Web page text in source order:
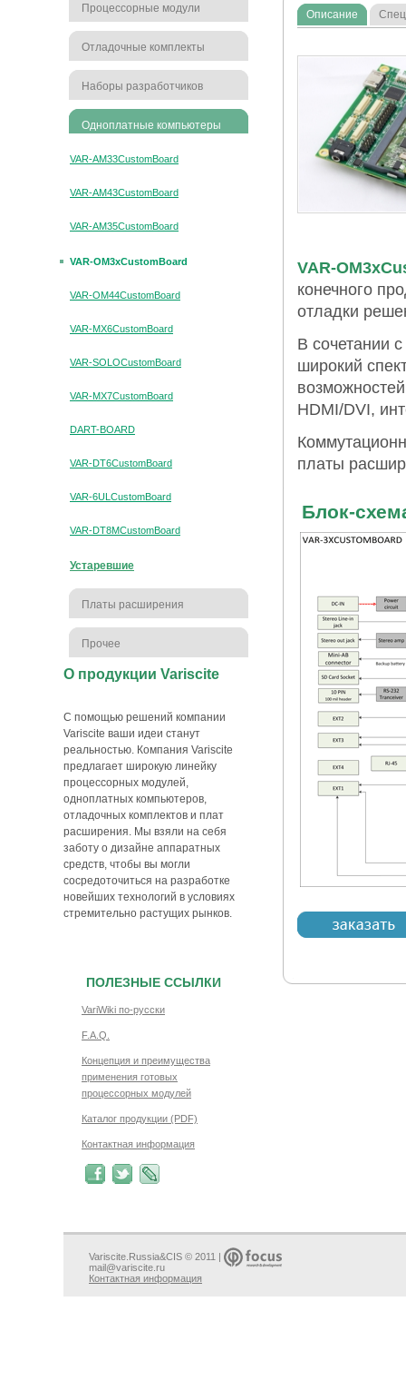
Процессорные модули
Отладочные комплекты
Наборы разработчиков
Одноплатные компьютеры
VAR-AM33CustomBoard
VAR-AM43CustomBoard
VAR-AM35CustomBoard
VAR-OM3xCustomBoard
VAR-OM44CustomBoard
VAR-MX6CustomBoard
VAR-SOLOCustomBoard
VAR-MX7CustomBoard
DART-BOARD
VAR-DT6CustomBoard
VAR-6ULCustomBoard
VAR-DT8MCustomBoard
Устаревшие
Платы расширения
Прочее
О продукции Variscite
С помощью решений компании
Variscite ваши идеи станут
реальностью. Компания Variscite
предлагает широкую линейку
процессорных модулей,
одноплатных компьютеров,
отладочных комплектов и плат
расширения. Мы взяли на себя
заботу о дизайне аппаратных
средств, чтобы вы могли
сосредоточиться на разработке
новейших технологий в условиях
стремительно растущих рынков.
ПОЛЕЗНЫЕ ССЫЛКИ
VariWiki по-русски
F.A.Q.
Концепция и преимущества
применения готовых
процессорных модулей
Каталог продукции (PDF)
Контактная информация
Описание
VAR-
конечного
отладки
В сочетании с
широкий
HDMI/DVI,
платы
Блок-
Variscite.Russia&CIS © 2011 |
mail@variscite.ru
Контактная информация